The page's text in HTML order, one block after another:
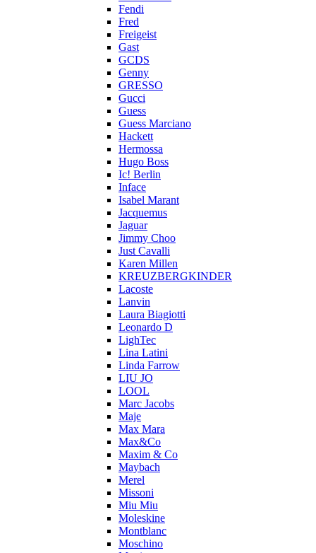
Fendi
Fred
Freigeist
Gast
GCDS
Genny
GRESSO
Gucci
Guess
Guess Marciano
Hackett
Hermossa
Hugo Boss
Ic! Berlin
Inface
Isabel Marant
Jacquemus
Jaguar
Jimmy Choo
Just Cavalli
Karen Millen
KREUZBERGKINDER
Lacoste
Lanvin
Laura Biagiotti
Leonardo D
LighTec
Lina Latini
Linda Farrow
LIU JO
LOOL
Marc Jacobs
Maje
Max Mara
Max&Co
Maxim & Co
Maybach
Merel
Missoni
Miu Miu
Moleskine
Montblanc
Moschino